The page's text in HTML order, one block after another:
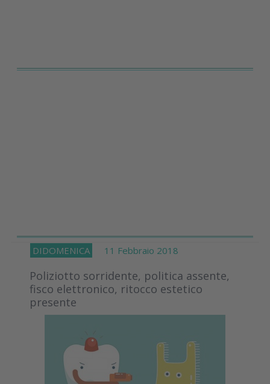
DIDOMENICA 11 Febbraio 2018
Poliziotto sorridente, politica assente,
fisco elettronico, ritocco estetico
presente